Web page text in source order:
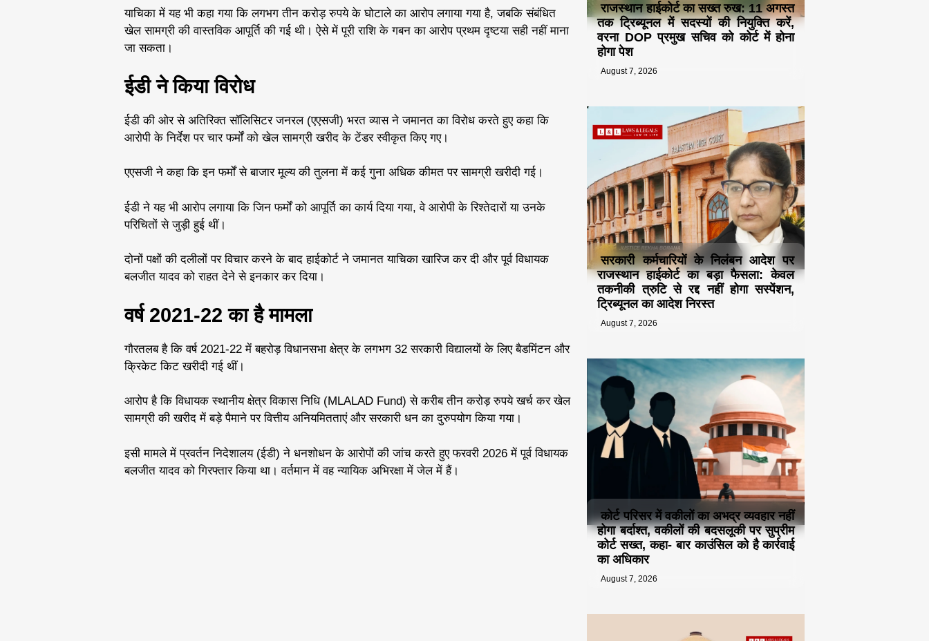
राजस्थान हाईकोर्ट का सख्त रुख: 11 अगस्त
तक ट्रिब्यूनल में सदस्यों की नियुक्ति करें,
वरना DOP प्रमुख सचिव को कोर्ट में होना
होगा पेश
August 7, 2026
सरकारी कर्मचारियों के निलंबन आदेश पर
राजस्थान हाईकोर्ट का बड़ा फैसला: केवल
तकनीकी त्रुटि से रद्द नहीं होगा सस्पेंशन,
ट्रिब्यूनल का आदेश निरस्त
August 7, 2026
कोर्ट परिसर में वकीलों का अभद्र व्यवहार नहीं
होगा बर्दाश्त, वकीलों की बदसलूकी पर सुप्रीम
कोर्ट सख्त, कहा- बार काउंसिल को है कार्रवाई
का अधिकार
August 7, 2026
याचिका में यह भी कहा गया कि लगभग तीन करोड़ रुपये के घोटाले का आरोप लगाया गया है, जबकि संबंधित
खेल सामग्री की वास्तविक आपूर्ति की गई थी। ऐसे में पूरी राशि के गबन का आरोप प्रथम दृष्टया सही नहीं माना
जा सकता।
ईडी ने किया विरोध
ईडी की ओर से अतिरिक्त सॉलिसिटर जनरल (एएसजी) भरत व्यास ने जमानत का विरोध करते हुए कहा कि
आरोपी के निर्देश पर चार फर्मों को खेल सामग्री खरीद के टेंडर स्वीकृत किए गए।
एएसजी ने कहा कि इन फर्मों से बाजार मूल्य की तुलना में कई गुना अधिक कीमत पर सामग्री खरीदी गई।
ईडी ने यह भी आरोप लगाया कि जिन फर्मों को आपूर्ति का कार्य दिया गया, वे आरोपी के रिश्तेदारों या उनके
परिचितों से जुड़ी हुई थीं।
दोनों पक्षों की दलीलों पर विचार करने के बाद हाईकोर्ट ने जमानत याचिका खारिज कर दी और पूर्व विधायक
बलजीत यादव को राहत देने से इनकार कर दिया।
वर्ष 2021-22 का है मामला
गौरतलब है कि वर्ष 2021-22 में बहरोड़ विधानसभा क्षेत्र के लगभग 32 सरकारी विद्यालयों के लिए बैडमिंटन और
क्रिकेट किट खरीदी गई थीं।
आरोप है कि विधायक स्थानीय क्षेत्र विकास निधि (MLALAD Fund) से करीब तीन करोड़ रुपये खर्च कर खेल
सामग्री की खरीद में बड़े पैमाने पर वित्तीय अनियमितताएं और सरकारी धन का दुरुपयोग किया गया।
इसी मामले में प्रवर्तन निदेशालय (ईडी) ने धनशोधन के आरोपों की जांच करते हुए फरवरी 2026 में पूर्व विधायक
बलजीत यादव को गिरफ्तार किया था। वर्तमान में वह न्यायिक अभिरक्षा में जेल में हैं।